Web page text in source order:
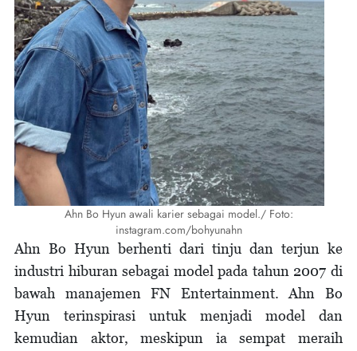
Ahn Bo Hyun awali karier sebagai model./ Foto:
instagram.com/bohyunahn
Ahn Bo Hyun berhenti dari tinju dan terjun ke
industri hiburan sebagai model pada tahun 2007 di
bawah manajemen FN Entertainment. Ahn Bo
Hyun terinspirasi untuk menjadi model dan
kemudian aktor, meskipun ia sempat meraih